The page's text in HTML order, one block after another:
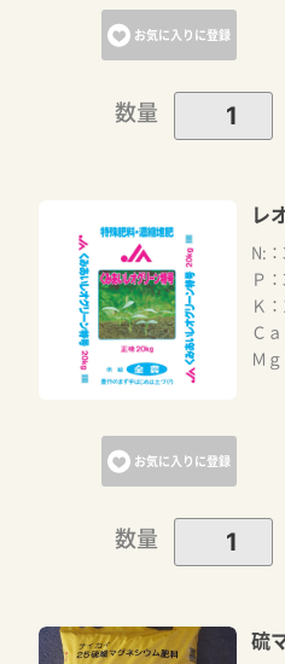
お気に入りに登録
数量
お気に入りに登録
レ
N:
Ｐ
Ｋ
Ｃ
Ｍ
数量
硫